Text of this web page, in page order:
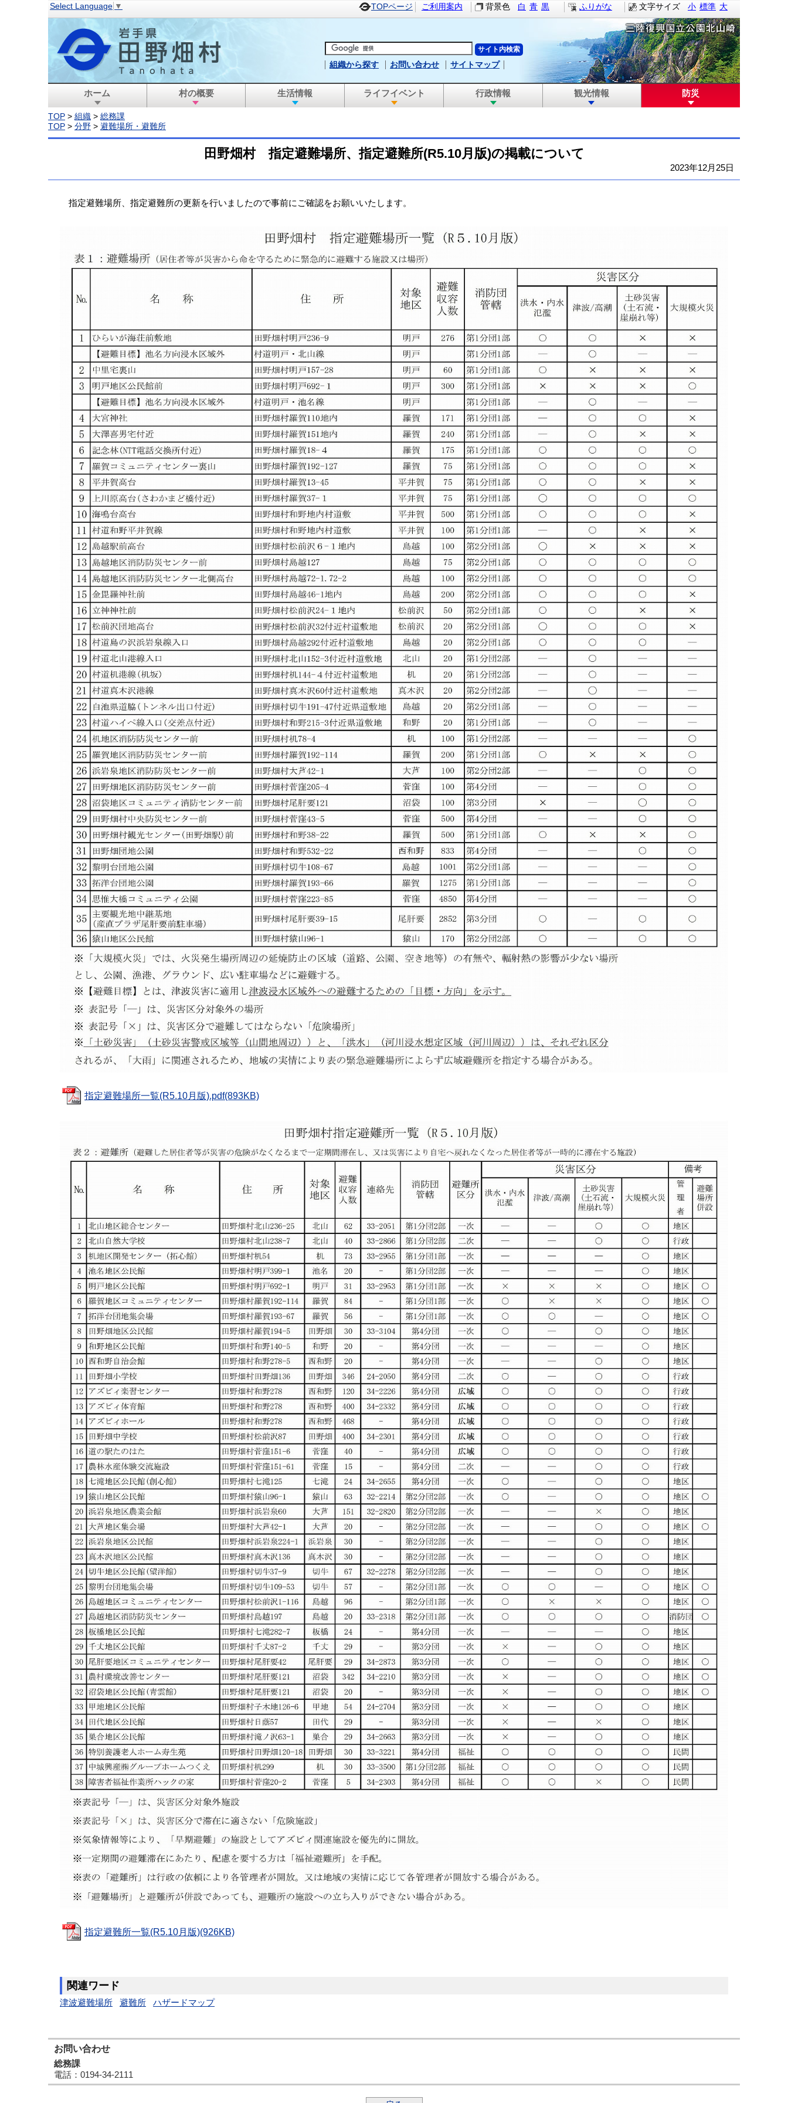
文字サイズ 小 標準 大
Select Language ▼ TOPページ ご利用案内 背景色 白 青 黒 ふりがな
組織から探す お問い合わせ サイトマップ
ホーム 村の概要 生活情報 ライフイベント 行政情報 観光情報 防災
TOP > 組織 > 総務課
TOP > 分野 > 避難場所・避難所
田野畑村 指定避難場所、指定避難所(R5.10月版)の掲載について
2023年12月25日
指定避難場所、指定避難所の更新を行いましたので事前にご確認をお願いいたします。
指定避難場所一覧(R5.10月版).pdf(893KB)
指定避難所一覧(R5.10月版)(926KB)
関連ワード
津波避難場所 避難所 ハザードマップ
お問い合わせ
総務課
電話 ：0194-34-2111